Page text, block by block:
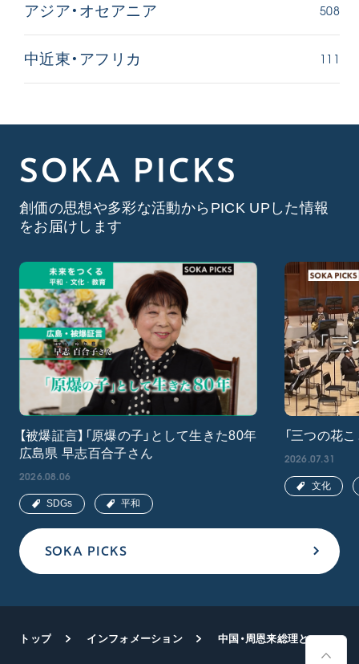
アジア・オセアニア 508
中近東・アフリカ 111
SOKA PICKS
創価の思想や多彩な活動からPICK UPした情報
をお届けします
SOKA PICKS
【被爆証言】「原爆の子」として生きた80年
広島県 早志百合子さん
2026.08.06
SDGs 平和
「三つの花
2026.07.31
文化
トップ インフォメーション 中国・周恩来総理と池田先生の会見49年